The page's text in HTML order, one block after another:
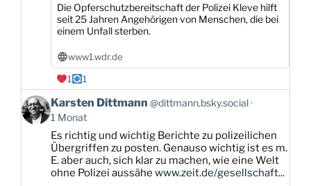
Die Opferschutzbereitschaft der Polizei Kleve hilft
seit 25 Jahren Angehörigen von Menschen, die bei
einem Unfall sterben.
www1.wdr.de
1
1
Beitrag
von
Karsten
Dittmann
Bluesky
ansehen
Karsten Dittmann @dittmann.bsky.social
1 Monat
Es richtig und wichtig Berichte zu polizeilichen
Übergriffen zu posten. Genauso wichtig ist es m.
E. aber auch, sich klar zu machen, wie eine Welt
ohne Polizei aussähe www.zeit.de/gesellschaft...